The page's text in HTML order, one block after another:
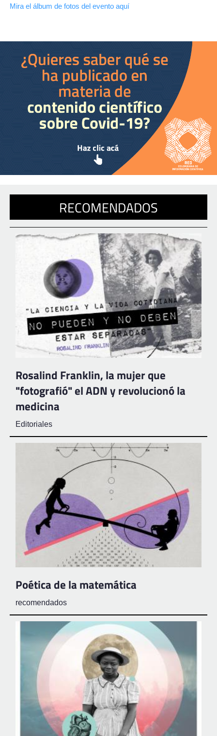
Mira el álbum de fotos del evento aquí
RECOMENDADOS
Rosalind Franklin, la mujer que
"fotografió" el ADN y revolucionó la
medicina
Editoriales
Poética de la matemática
recomendados